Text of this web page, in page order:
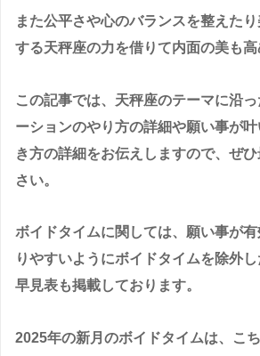
また公平さや心のバランスを整えた
する天秤座の力を借りて内面の美も高
この記事では、天秤座のテーマに沿
ーションのやり方の詳細や願い事が
き方の詳細をお伝えしますので、ぜ
さい。
ボイドタイムに関しては、願い事が
りやすいようにボイドタイムを除外
早見表も掲載しております。
2025年の新月のボイドタイムは、こ